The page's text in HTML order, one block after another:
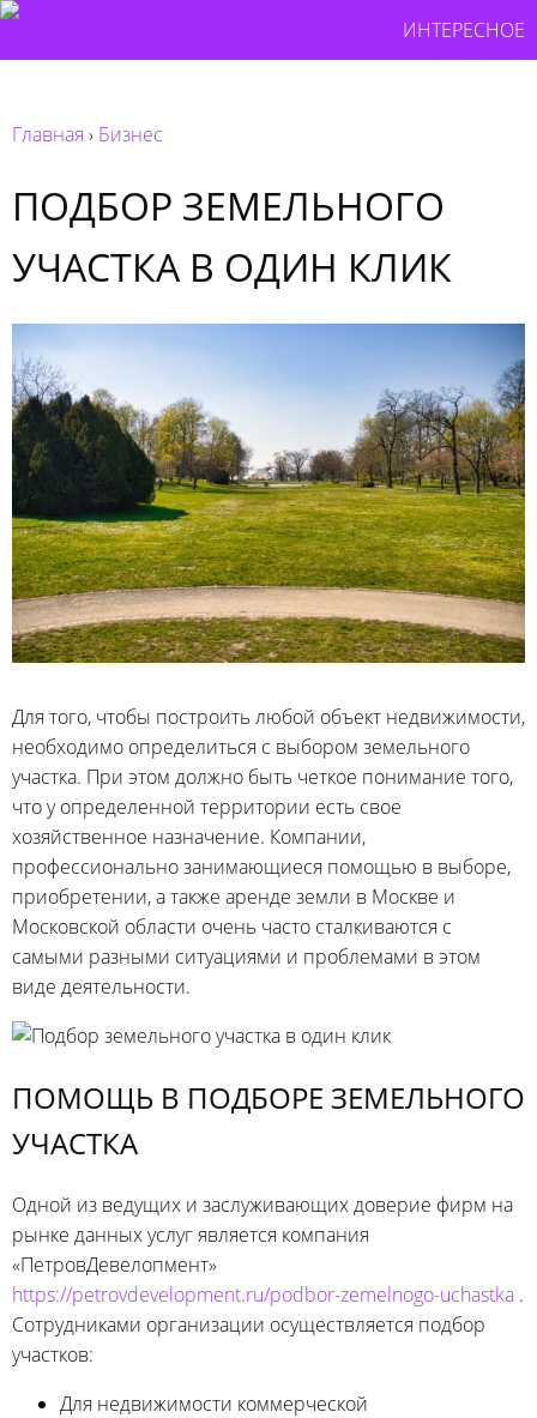
ИНТЕРЕСНОЕ
Главная › Бизнес
ПОДБОР ЗЕМЕЛЬНОГО
УЧАСТКА В ОДИН КЛИК
Для того, чтобы построить любой объект недвижимости,
необходимо определиться с выбором земельного
участка. При этом должно быть четкое понимание того,
что у определенной территории есть свое
хозяйственное назначение. Компании,
профессионально занимающиеся помощью в выборе,
приобретении, а также аренде земли в Москве и
Московской области очень часто сталкиваются с
самыми разными ситуациями и проблемами в этом
виде деятельности.
ПОМОЩЬ В ПОДБОРЕ ЗЕМЕЛЬНОГО
УЧАСТКА
Одной из ведущих и заслуживающих доверие фирм на
рынке данных услуг является компания
«ПетровДевелопмент»
https://petrovdevelopment.ru/podbor-zemelnogo-uchastka .
Сотрудниками организации осуществляется подбор
участков:
Для недвижимости коммерческой